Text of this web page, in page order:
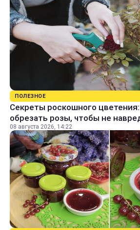
ПОЛЕЗНОЕ
Секреты роскошного
обрезать розы, чтобы не
08 августа 2026, 14:22